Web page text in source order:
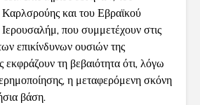
Καρλσρούης και του Εβραϊκού
που συμμετέχουν στις
επικίνδυνων ουσιών της
εκφράζουν τη βεβαιότητα ότι, λόγω
η μεταφερόμενη σκόνη
βάση.